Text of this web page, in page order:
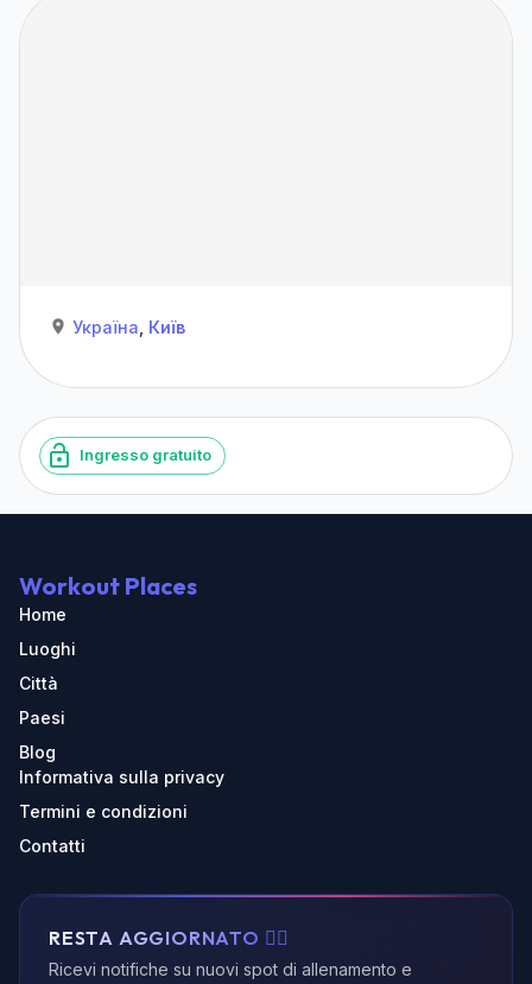
Україна Київ
Ingresso gratuito
Workout Places
Home
Luoghi
Città
Paesi
Blog
Informativa sulla privacy
Termini e condizioni
Contatti
RESTA AGGIORNATO 🏃‍♂️
Ricevi notifiche su nuovi spot di allenamento e